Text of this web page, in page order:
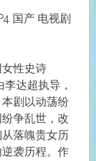
国产 电视剧
性史诗
达超执导，
剧以动荡纷
争乱世，改
落魄贵女历
袭历程。作